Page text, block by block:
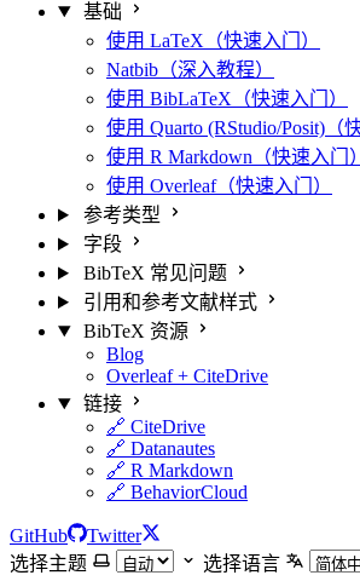
基础
使用 LaTeX（快速入门）
Natbib（深入教程）
使用 BibLaTeX（快速入门）
使用 Quarto (RStudio/Posit)（
使用 R Markdown（快速入门）
使用 Overleaf（快速入门）
参考类型
字段
BibTeX 常见问题
引用和参考文献样式
BibTeX 资源
Blog
Overleaf + CiteDrive
链接
🔗 CiteDrive
🔗 Datanautes
🔗 R Markdown
🔗 BehaviorCloud
GitHub
Twitter
选择主题
选择语言